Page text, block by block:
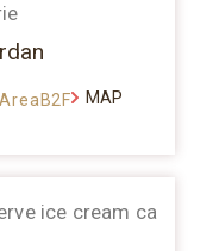
MAP
ice cream ca